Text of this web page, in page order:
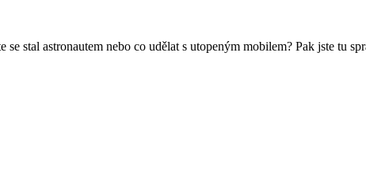
stal astronautem nebo co udělat s utopeným mobilem? Pak jste tu